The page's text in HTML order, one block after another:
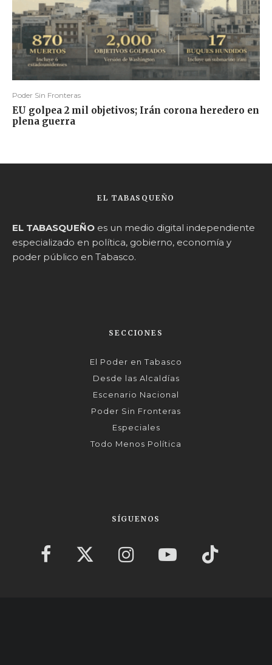
Poder Sin Fronteras
EU golpea 2 mil objetivos; Irán corona heredero en
plena guerra
EL TABASQUEÑO
EL TABASQUEÑO es un medio digital independiente
especializado en política, gobierno, economía y
poder público en Tabasco.
SECCIONES
El Poder en Tabasco
Desde las Alcaldías
Escenario Nacional
Poder Sin Fronteras
Especiales
Todo Menos Política
SÍGUENOS